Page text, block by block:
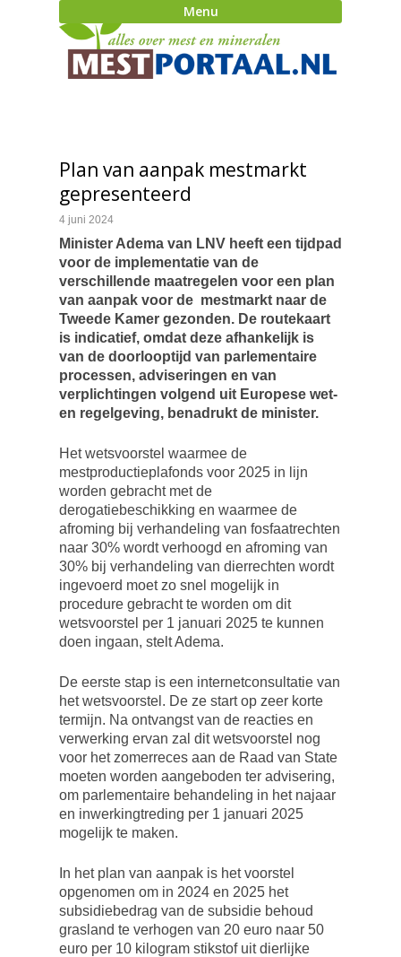
Menu
Plan van aanpak mestmarkt
gepresenteerd
4 juni 2024
Minister Adema van LNV heeft een tijdpad
voor de implementatie van de
verschillende maatregelen voor een plan
van aanpak voor de mestmarkt naar de
Tweede Kamer gezonden. De routekaart
is indicatief, omdat deze afhankelijk is
van de doorlooptijd van parlementaire
processen, adviseringen en van
verplichtingen volgend uit Europese wet-
en regelgeving, benadrukt de minister.
Het wetsvoorstel waarmee de
mestproductieplafonds voor 2025 in lijn
worden gebracht met de
derogatiebeschikking en waarmee de
afroming bij verhandeling van fosfaatrechten
naar 30% wordt verhoogd en afroming van
30% bij verhandeling van dierrechten wordt
ingevoerd moet zo snel mogelijk in
procedure gebracht te worden om dit
wetsvoorstel per 1 januari 2025 te kunnen
doen ingaan, stelt Adema.
De eerste stap is een internetconsultatie van
het wetsvoorstel. De ze start op zeer korte
termijn. Na ontvangst van de reacties en
verwerking ervan zal dit wetsvoorstel nog
voor het zomerreces aan de Raad van State
moeten worden aangeboden ter advisering,
om parlementaire behandeling in het najaar
en inwerkingtreding per 1 januari 2025
mogelijk te maken.
In het plan van aanpak is het voorstel
opgenomen om in 2024 en 2025 het
subsidiebedrag van de subsidie behoud
grasland te verhogen van 20 euro naar 50
euro per 10 kilogram stikstof uit dierlijke